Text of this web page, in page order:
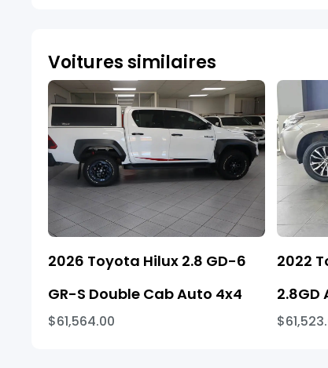
Voitures similaires
2026 Toyota Hilux 2.8 GD-6
GR-S Double Cab Auto 4x4
$61,564.00
2022
2.8GD